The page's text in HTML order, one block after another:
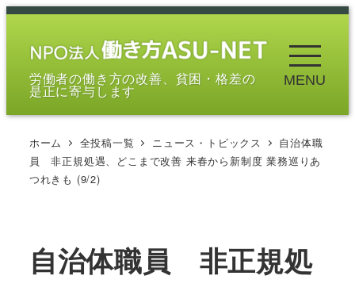
メ
労働者の働き方の改善、貧困・格差の
是正に寄与します
MENU
ホーム 全投稿一覧 ニュース・トピックス
自治体職
員 非正規処遇、どこまで改善 来春から新制度 業務巡りあ
つれきも (9/2)
自治体職員 非正規処